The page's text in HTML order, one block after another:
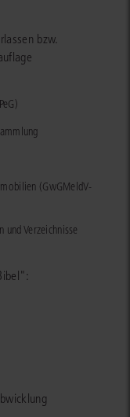
bzw.
(GwGMeldV-
Verzeichnisse